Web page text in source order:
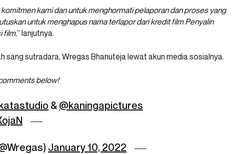
kami dan untuk menghormati pelaporan dan proses yang
untuk menghapus nama terlapor dari kredit film Penyalin
film,” lanjutnya.
sang sutradara, Wregas Bhanuteja lewat akun media sosialnya.
below!
& @kaningapictures
January 10, 2022